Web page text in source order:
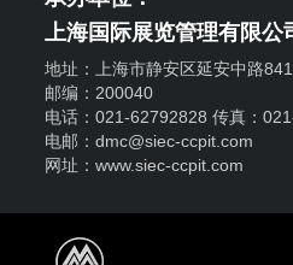
上海国际展览管理有限公
地址：上海市静安区延安中路
邮编：200040
电话：021-62792828 传真：
电邮：dmc@siec-ccpit.com
网址：www.siec-ccpit.com